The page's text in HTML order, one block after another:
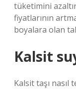
tüketimini
fiyatlarının
boyalara olan
Kalsit
Kalsit taşı nasıl